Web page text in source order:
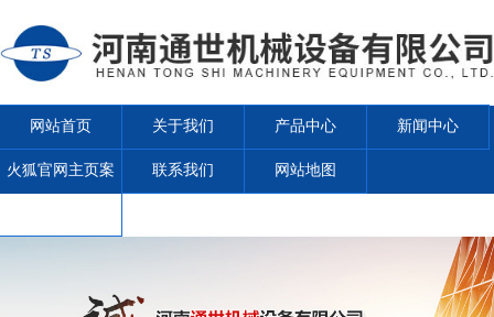
网站首页 关于我们 产品中心 新闻中心
火狐官网主页案 联系我们 网站地图